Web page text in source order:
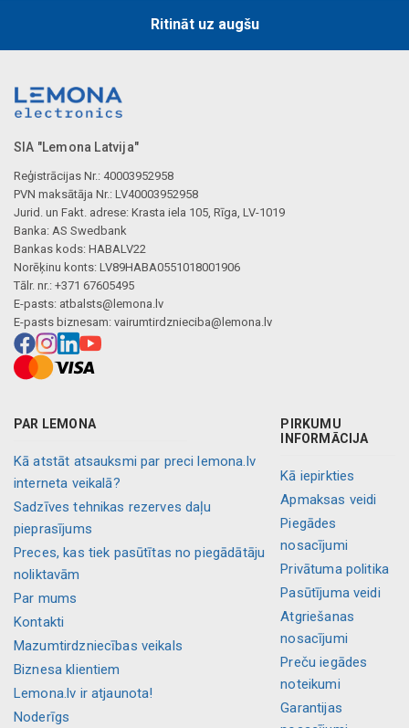
Ritināt uz augšu
SIA "Lemona Latvija"
Reģistrācijas Nr.: 40003952958
PVN maksātāja Nr.: LV40003952958
Jurid. un Fakt. adrese: Krasta iela 105, Rīga, LV-1019
Banka: AS Swedbank
Bankas kods: HABALV22
Norēķinu konts: LV89HABA0551018001906
Tālr. nr.: +371 67605495
E-pasts: atbalsts@lemona.lv
E-pasts biznesam: vairumtirdznieciba@lemona.lv
PAR LEMONA
Kā atstāt atsauksmi par preci lemona.lv
interneta veikalā?
Sadzīves tehnikas rezerves daļu
pieprasījums
Preces, kas tiek pasūtītas no piegādātāju
noliktavām
Par mums
Kontakti
Mazumtirdzniecības veikals
Biznesa klientiem
Lemona.lv ir atjaunota!
Noderīgs
PIRKUMU
INFORMĀCIJA
Kā iepirkties
Apmaksas veidi
Piegādes
nosacījumi
Privātuma politika
Pasūtījuma veidi
Atgriešanas
nosacījumi
Preču iegādes
noteikumi
Garantijas